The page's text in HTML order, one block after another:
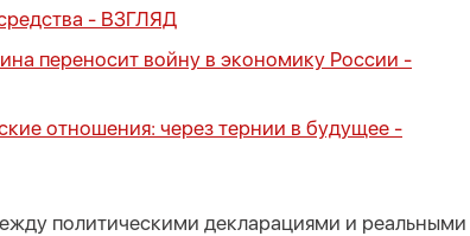
- ВЗГЛЯД
переносит войну в экономику России -
отношения: через тернии в будущее -
политическими декларациями и реальными